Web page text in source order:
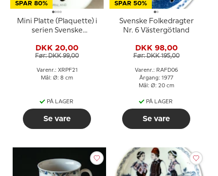
SPAR 80%
Mini Platte (Plaquette) i
serien Svenske
Ångermanland
DKK 20,00
Før: DKK 99,00
Varenr.: XRPF21
Mål: Ø: 8 cm
PÅ LAGER
Se vare
SPAR 50%
Svenske Folkedragter
Nr. 6 Västergötland
DKK 98,00
Før: DKK 195,00
Varenr.: RAFD06
Årgang: 1977
Mål: Ø: 20 cm
PÅ LAGER
Se vare